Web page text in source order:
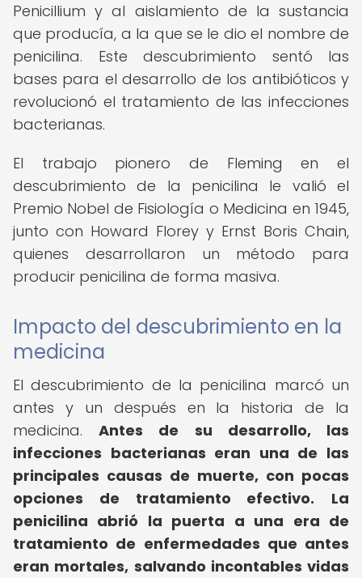
Penicillium y al aislamiento de la sustancia
que producía, a la que se le dio el nombre de
penicilina. Este descubrimiento sentó las
bases para el desarrollo de los antibióticos y
revolucionó el tratamiento de las infecciones
bacterianas.
El trabajo pionero de Fleming en el
descubrimiento de la penicilina le valió el
Premio Nobel de Fisiología o Medicina en 1945,
junto con Howard Florey y Ernst Boris Chain,
quienes desarrollaron un método para
producir penicilina de forma masiva.
Impacto del descubrimiento en la
medicina
El descubrimiento de la penicilina marcó un
antes y un después en la historia de la
medicina.Antes de su desarrollo, las
infecciones bacterianas eran una de las
principales causas de muerte, con pocas
opciones de tratamiento efectivo.
La
penicilina abrió la puerta a una era de
tratamiento de enfermedades que antes
eran mortales, salvando incontables vidas